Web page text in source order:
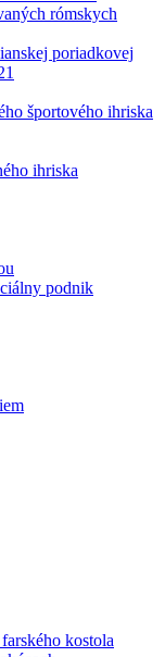
rómskych
poriadkovej
športového ihriska
ihriska
podnik
kostola